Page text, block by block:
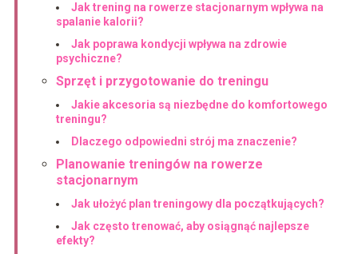
Jak trening na rowerze stacjonarnym wpływa na
spalanie kalorii?
Jak poprawa kondycji wpływa na zdrowie
psychiczne?
Sprzęt i przygotowanie do treningu
Jakie akcesoria są niezbędne do komfortowego
treningu?
Dlaczego odpowiedni strój ma znaczenie?
Planowanie treningów na rowerze
stacjonarnym
Jak ułożyć plan treningowy dla początkujących?
Jak często trenować, aby osiągnąć najlepsze
efekty?